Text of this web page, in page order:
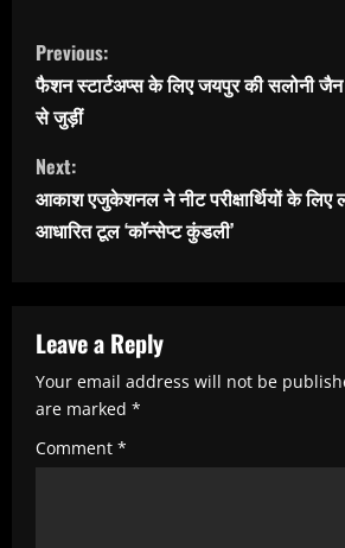
C
o
n
t
i
n
R
e
a
d
Previous:
फैशन स्टार्टअप्स के लिए जयपुर की सलोनी
से जुड़ीं
Next:
आकाश एजुकेशनल ने नीट परीक्षार्थियों के लिए
आधारित टूल ‘कॉन्सेप्ट कुंडली’
Leave a Reply
Your email address will not be
are marked *
Comment *